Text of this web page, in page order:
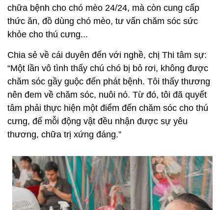
chữa bệnh cho chó mèo 24/24, mà còn cung cấp
thức ăn, đồ dùng chó mèo, tư vấn chăm sóc sức
khỏe cho thú cưng...
Chia sẻ về cái duyên đến với nghề, chị Thi tâm sự:
“Một lần vô tình thấy chú chó bị bỏ rơi, không được
chăm sóc gầy guộc đến phát bệnh. Tôi thấy thương
nên đem về chăm sóc, nuôi nó. Từ đó, tôi đã quyết
tâm phải thực hiện một điểm đến chăm sóc cho thú
cưng, để mỗi động vật đều nhận được sự yêu
thương, chữa trị xứng đáng.”